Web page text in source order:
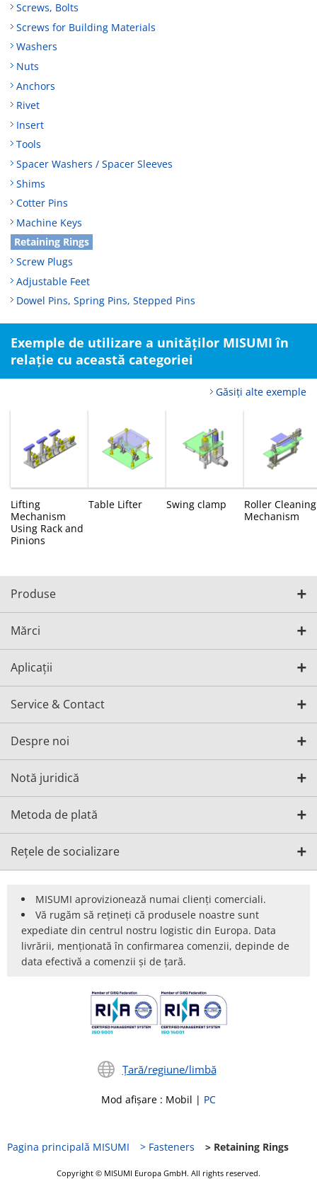
Screws, Bolts
Screws for Building Materials
Washers
Nuts
Anchors
Rivet
Insert
Tools
Spacer Washers / Spacer Sleeves
Shims
Cotter Pins
Machine Keys
Retaining Rings
Screw Plugs
Adjustable Feet
Dowel Pins, Spring Pins, Stepped Pins
Exemple de utilizare a unităților MISUMI în
relație cu această categoriei
Găsiți alte exemple
Lifting
Mechanism
Using Rack and
Pinions
Table Lifter Swing clamp
Roller Cleaning
Mechanism
Produse
Mărci
Aplicații
Service & Contact
Despre noi
Notă juridică
Metoda de plată
Rețele de socializare
MISUMI aprovizionează numai clienți comerciali.
Vă rugăm să rețineți că produsele noastre sunt
expediate din centrul nostru logistic din Europa. Data
livrării, menționată în confirmarea comenzii, depinde de
data efectivă a comenzii și de țară.
Țară/regiune/limbă
Mod afișare : Mobil | PC
Pagina principală MISUMI Fasteners Retaining Rings
Copyright © MISUMI Europa GmbH. All rights reserved.